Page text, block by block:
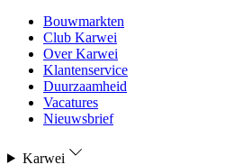
Bouwmarkten
Club Karwei
Over Karwei
Klantenservice
Duurzaamheid
Vacatures
Nieuwsbrief
Karwei